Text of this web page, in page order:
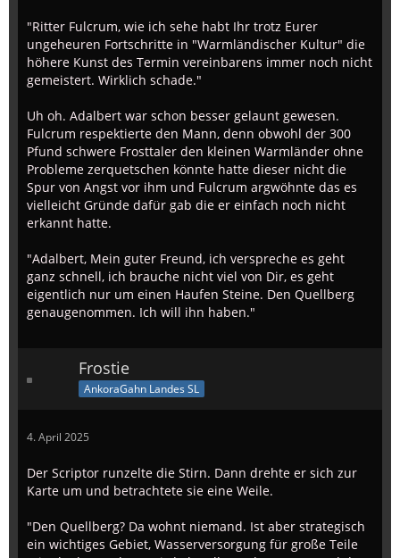
"Ritter Fulcrum, wie ich sehe habt Ihr trotz Eurer
ungeheuren Fortschritte in "Warmländischer Kultur" die
höhere Kunst des Termin vereinbarens immer noch nicht
gemeistert. Wirklich schade."
Uh oh. Adalbert war schon besser gelaunt gewesen.
Fulcrum respektierte den Mann, denn obwohl der 300
Pfund schwere Frosttaler den kleinen Warmländer ohne
Probleme zerquetschen könnte hatte dieser nicht die
Spur von Angst vor ihm und Fulcrum argwöhnte das es
vielleicht Gründe dafür gab die er einfach noch nicht
erkannt hatte.
"Adalbert, Mein guter Freund, ich verspreche es geht
ganz schnell, ich brauche nicht viel von Dir, es geht
eigentlich nur um einen Haufen Steine. Den Quellberg
genaugenommen. Ich will ihn haben."
Frostie
AnkoraGahn Landes SL
4. April 2025
Der Scriptor runzelte die Stirn. Dann drehte er sich zur
Karte um und betrachtete sie eine Weile.
"Den Quellberg? Da wohnt niemand. Ist aber strategisch
ein wichtiges Gebiet, Wasserversorgung für große Teile